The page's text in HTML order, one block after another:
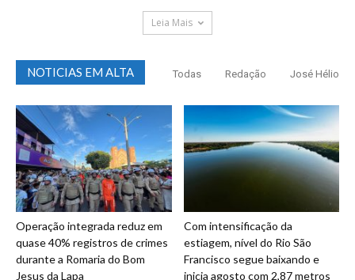
Leia Mais
NOTICIAS EM ALTA Todas Redação José Hélio
Operação integrada reduz em
quase 40% registros de crimes
durante a Romaria do Bom
Jesus da Lapa
Com intensificação da
estiagem, nível do Rio São
Francisco segue baixando e
inicia agosto com 2,87 metros